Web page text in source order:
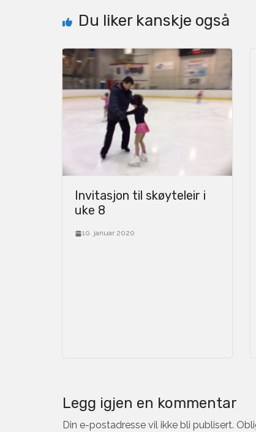
Du liker kanskje også
Invitasjon til skøyteleir i
uke 8
10. januar 2020
Legg igjen en kommentar
Din e-postadresse vil ikke bli publisert.